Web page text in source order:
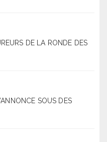
DE LA RONDE DES
SOUS DES